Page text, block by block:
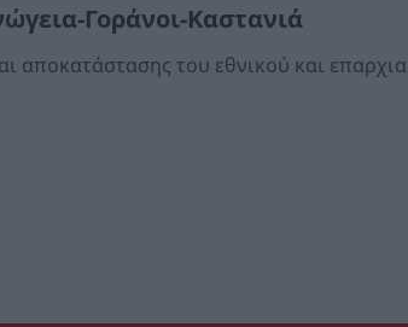
Γοράνοι-Καστανιά
αποκατάστασης του εθνικού και